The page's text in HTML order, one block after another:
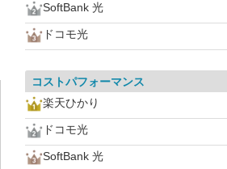
SoftBank 光
ドコモ光
コストパフォーマンス
楽天ひかり
ドコモ光
SoftBank 光